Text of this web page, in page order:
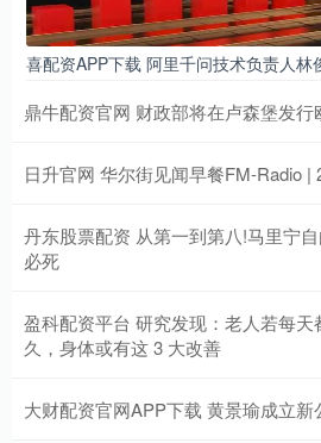
喜配资APP下载 阿里千问技术负责人林
鼎牛配资官网 财政部将在卢森堡发行
日升官网 华尔街见闻早餐FM-Radio |
丹东股票配资 从第一到第八!马里宁
必死
盈科配资平台 研究发现：老人若每天
久，身体或有这 3 大改善
大财配资官网APP下载 黄景瑜成立新